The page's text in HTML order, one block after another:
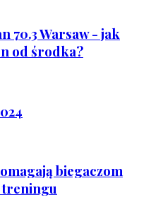
70.3 Warsaw - jak
od środka?
biegaczom
treningu